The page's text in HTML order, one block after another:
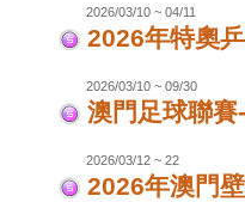
2026/03/10 ~ 04/11
2026年特奧
2026/03/10 ~ 09/30
澳門足球聯
2026/03/12 ~ 22
2026年澳門